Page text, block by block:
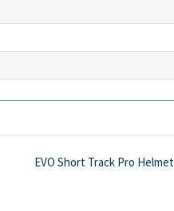
EVO Short Track Pro Helmet